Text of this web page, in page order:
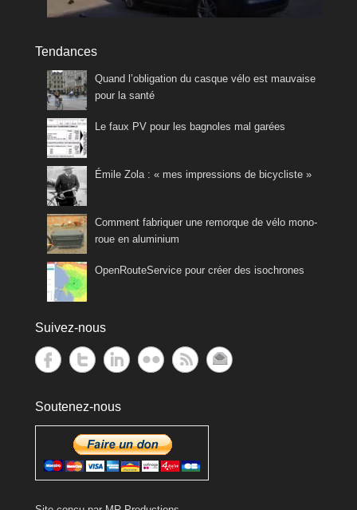
Tendances
Quand l’obligation du casque vélo est mauvaise
pour la santé
Le faux PV pour les bagnoles mal garées
Émile Zola : « mes impressions de bicycliste »
Comment fabriquer une remorque de vélo mono-
roue en aluminium
OpenRouteService pour créer des isochrones
Suivez-nous
Soutenez-nous